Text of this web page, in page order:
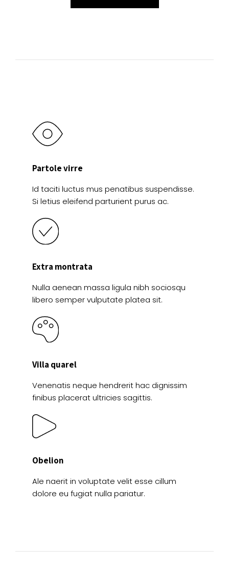
Partole virre
Id taciti luctus mus penatibus suspendisse.
Si letius eleifend parturient purus ac.
Extra montrata
Nulla aenean massa ligula nibh sociosqu
libero semper vulputate platea sit.
Villa quarel
Venenatis neque hendrerit hac dignissim
finibus placerat ultricies sagittis.
Obelion
Ale naerit in voluptate velit esse cillum
dolore eu fugiat nulla pariatur.